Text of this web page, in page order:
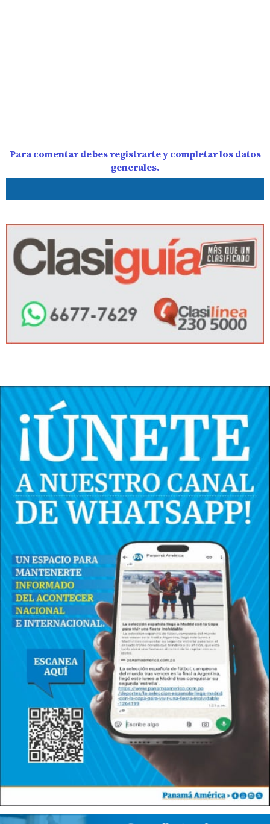
Para comentar debes registrarte y completar los datos
generales.